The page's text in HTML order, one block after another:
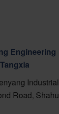
Engineering
Industrial
Road, Shahu